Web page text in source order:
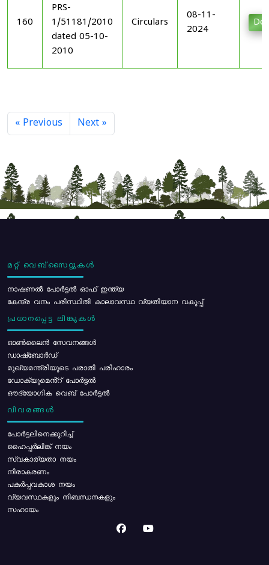
160
PRS-
1/51181/2010
dated 05-10-
2010
Circulars
08-11-
2024
« Previous Next »
മറ്റ് വെബ്സൈറ്റുകൾ
നാഷണൽ പോർട്ടൽ ഓഫ് ഇന്ത്യ
കേന്ദ്ര വനം പരിസ്ഥിതി കാലാവസ്ഥ വ്യതിയാന വകുപ്പ്
പ്രധാനപ്പെട്ട ലിങ്കുകൾ
ഓൺലൈൻ സേവനങ്ങൾ
ഡാഷ്ബോർഡ്
മുഖ്യമന്ത്രിയുടെ പരാതി പരിഹാരം
ഡോക്യുമെൻ്റ് പോർട്ടൽ
ഔദ്യോഗിക വെബ് പോർട്ടൽ
വിവരങ്ങൾ
പോര്‍ട്ടലിനെക്കുറിച്ച്
ഹൈപ്പർലിങ്ക് നയം
സ്വകാര്യതാ നയം
നിരാകരണം
പകർപ്പവകാശ നയം
വ്യവസ്ഥകളും നിബന്ധനകളും
സഹായം